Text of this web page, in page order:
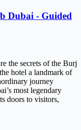
Dubai - Guided
the secrets of the Burj
hotel a landmark of
journey
most legendary
doors to visitors,